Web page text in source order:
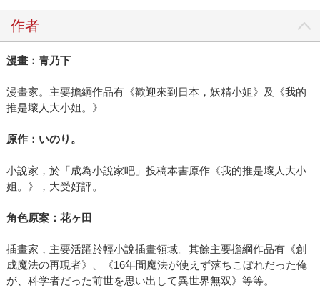
作者
漫畫：青乃下
漫畫家。主要擔綱作品有《歡迎來到日本，妖精小姐》及《我的
推是壞人大小姐。》
原作：いのり。
小說家，於「成為小說家吧」投稿本書原作《我的推是壞人大小
姐。》，大受好評。
角色原案：花ヶ田
插畫家，主要活躍於輕小說插畫領域。其餘主要擔綱作品有《創
成魔法の再現者》、《16年間魔法が使えず落ちこぼれだった俺
が、科学者だった前世を思い出して異世界無双》等等。